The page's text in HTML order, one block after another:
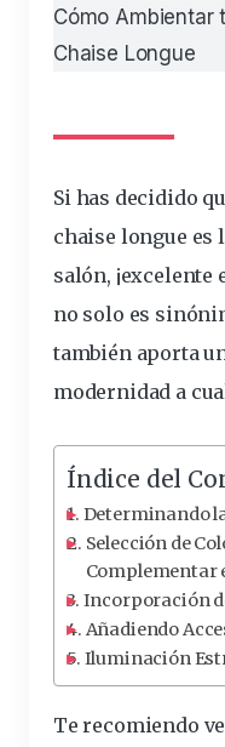
Cómo Ambientar
Chaise Longue
Si has decidido
chaise longue es
salón, ¡excelente
no solo es
también aporta
modernidad a
Índice del
Determinando
Selección de
Complementar
Incorporación
Añadiendo
Iluminación
Te recomiendo